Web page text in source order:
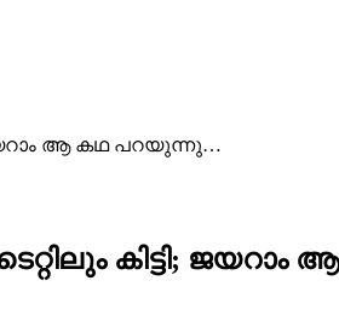
ആ കഥ പറയുന്നു…
കിട്ടി;